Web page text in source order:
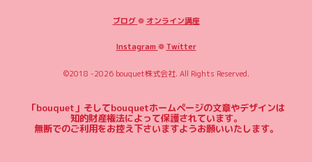
ブログ❁ オンライン講座
Instagram ❁Twitter
©2018 -2026 bouquet株式会社. All Rights Reserved.
「bouquet」そしてbouquetホームページの文章やデザインは
知的財産権法によって保護されています。
無断でのご利用をお控え下さいますようお願いいたします。